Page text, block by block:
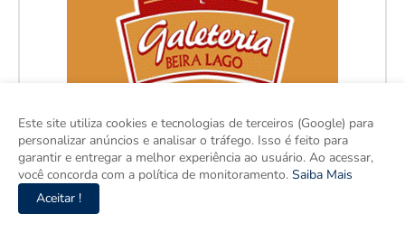
Este site utiliza cookies e tecnologias de terceiros (Google) para
personalizar anúncios e analisar o tráfego. Isso é feito para
garantir e entregar a melhor experiência ao usuário. Ao acessar,
você concorda com a política de monitoramento. Saiba Mais
Aceitar !